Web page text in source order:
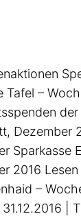
–
Dezember
Sparkasse
2016
–
|